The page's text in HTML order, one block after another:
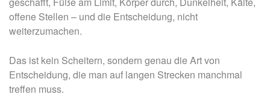
offene Stellen – und die Entscheidung, nicht
weiterzumachen.
Das ist kein Scheitern, sondern genau die Art von
Entscheidung, die man auf langen Strecken manchmal
treffen muss.